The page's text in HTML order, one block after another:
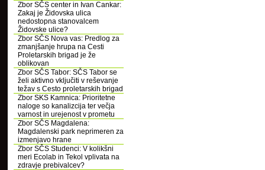
Zbor SČS center in Ivan Cankar:
Zakaj je Židovska ulica
nedostopna stanovalcem
Židovske ulice?
Zbor SČS Nova vas: Predlog za
zmanjšanje hrupa na Cesti
Proletarskih brigad je že
oblikovan
Zbor SČS Tabor: SČS Tabor se
želi aktivno vključiti v reševanje
težav s Cesto proletarskih brigad
Zbor SKS Kamnica: Prioritetne
naloge so kanalizcija ter večja
varnost in urejenost v prometu
Zbor SČS Magdalena:
Magdalenski park neprimeren za
izmenjavo hrane
Zbor SČS Studenci: V kolikšni
meri Ecolab in Tekol vplivata na
zdravje prebivalcev?